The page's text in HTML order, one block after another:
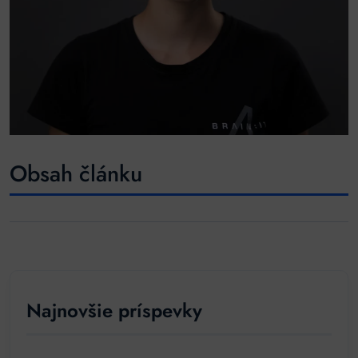
Obsah článku
Najnovšie príspevky